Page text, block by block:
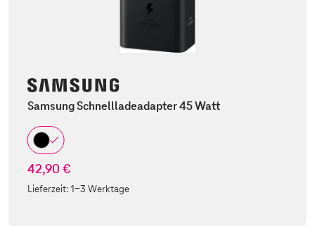
Samsung Schnellladeadapter 45 Watt
42,90 €
Lieferzeit:1-3 Werktage